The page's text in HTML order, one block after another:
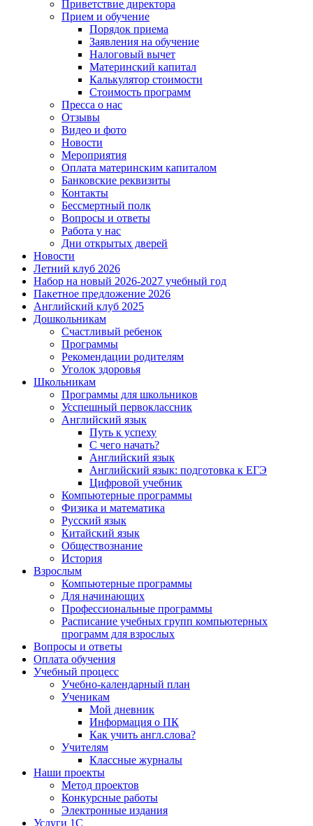
Приветствие директора
Прием и обучение
Порядок приема
Заявления на обучение
Налоговый вычет
Материнский капитал
Калькулятор стоимости
Стоимость программ
Пресса о нас
Отзывы
Видео и фото
Новости
Мероприятия
Оплата материнским капиталом
Банковские реквизиты
Контакты
Бессмертный полк
Вопросы и ответы
Работа у нас
Дни открытых дверей
Новости
Летний клуб 2026
Набор на новый 2026-2027 учебный год
Пакетное предложение 2026
Английский клуб 2025
Дошкольникам
Счастливый ребенок
Программы
Рекомендации родителям
Уголок здоровья
Школьникам
Программы для школьников
Усспешный первоклассник
Английский язык
Путь к успеху
С чего начать?
Английский язык
Английский язык: подготовка к ЕГЭ
Цифровой учебник
Компьютерные программы
Физика и математика
Русский язык
Китайский язык
Обществознание
История
Взрослым
Компьютерные программы
Для начинающих
Профессиональные программы
Расписание учебных групп компьютерных
программ для взрослых
Вопросы и ответы
Оплата обучения
Учебный процесс
Учебно-календарный план
Ученикам
Мой дневник
Информация о ПК
Как учить англ.слова?
Учителям
Классные журналы
Наши проекты
Метод проектов
Конкурсные работы
Электронные издания
Услуги 1C